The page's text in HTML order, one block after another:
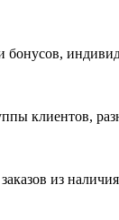
бонусов,
клиентов,
из